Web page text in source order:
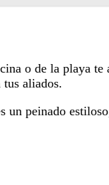
o de la playa
tus aliados.
peinado